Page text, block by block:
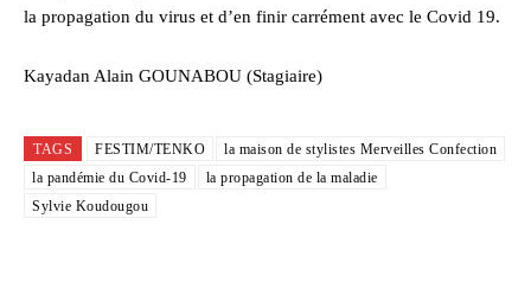
la propagation du virus et d’en finir carrément avec le Covid 19.
Kayadan Alain GOUNABOU (Stagiaire)
TAGS FESTIM/TENKO
la maison de stylistes Merveilles Confection
la pandémie du Covid-19
la propagation de la maladie
Sylvie Koudougou